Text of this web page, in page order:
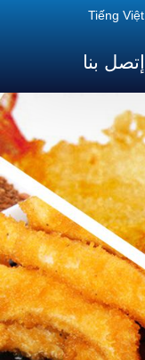
Tiếng Việt
إتصل بنا